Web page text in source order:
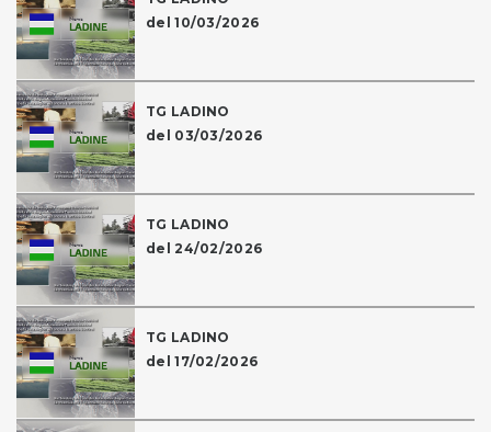
del 10/03/2026
TG LADINO
del 03/03/2026
TG LADINO
del 24/02/2026
TG LADINO
del 17/02/2026